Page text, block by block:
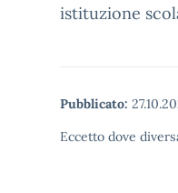
istituzione
Pubblicato:
Eccetto dove